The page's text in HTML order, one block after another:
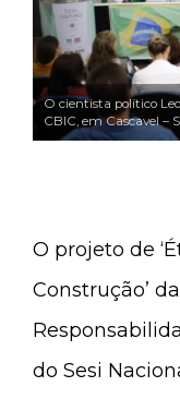
O cientista político
CBIC, em Cascavel –
O projeto de
Construção’
do Sesi